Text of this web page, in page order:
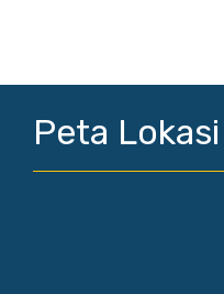
Peta Lokasi